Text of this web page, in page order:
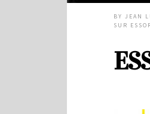
BYJEAN
SUR